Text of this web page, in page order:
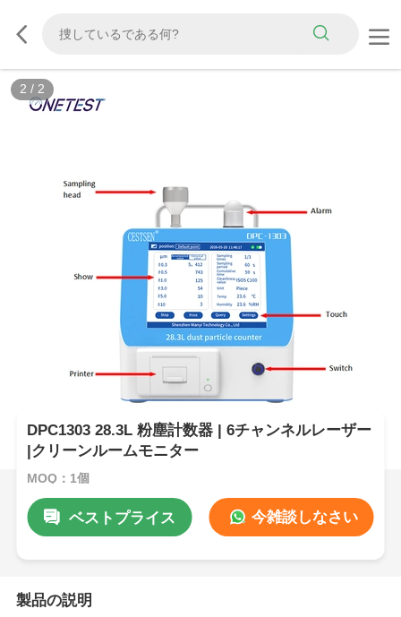
2 / 2
DPC1303 28.3L 粉塵計数器 | 6チャンネルレーザー
|クリーンルームモニター
MOQ：1個
ベストプライス 今雑談しなさい
製品の説明